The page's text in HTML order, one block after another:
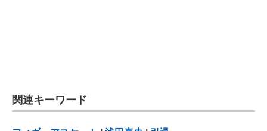
関連キーワード